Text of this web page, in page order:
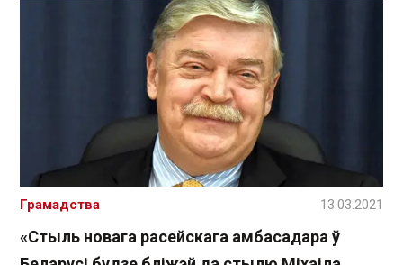
«Стыль новага расейскага амбасадара ў
Грамадства 13.03.2021